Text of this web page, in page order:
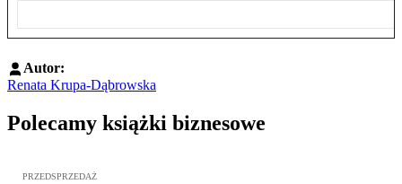
Autor:
Renata Krupa-Dąbrowska
Polecamy książki biznesowe
Przejdź do: Dyrektywa NIS2. Komentarz [PRZEDSPRZEDAŻ],
PRZEDSPRZEDAŻ